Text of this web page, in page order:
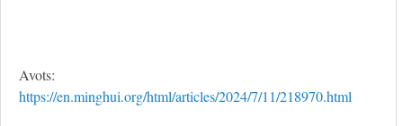
Avots:
https://en.minghui.org/html/articles/2024/7/11/218970.html